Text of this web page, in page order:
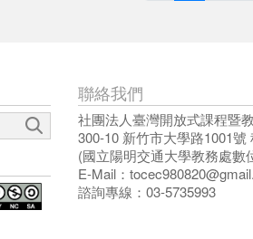
聯絡我們
社團法人臺灣開放式課程暨
300-10 新竹市大學路1001號
(國立陽明交通大學教務處數
E-Mail：
諮詢專線：03-5735993